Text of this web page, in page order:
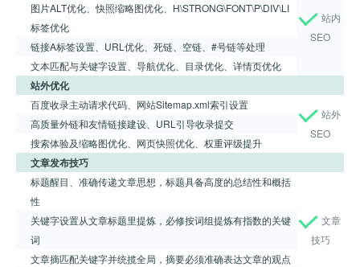
站内
SEO
图片ALT优化、快照缩略图优化、H\STRONG\FONT\P\DIV\LI
标签优化
链接A标签设置、URL优化、死链、空链、#号链等处理
文本匹配与关键字设置、导航优化、目录优化、详情页优化
站外优化
百度收录主动请求代码、网站Sitemap.xml索引设置
站外
SEO
高质量外链和友情链接建设、URL引导收录提交
搜索体验及缩略图优化、网页快照优化、权重评级提升
文章发布技巧
标题醒目、准确传递文章思想，标题具备高度的总结性和概括
性
文章
技巧
关键字设置从文章标题里提炼，必修按词组提炼有指数的关键
词
文章摘匹配关键字并统揽全局，摘要必须准确表达文章的观点